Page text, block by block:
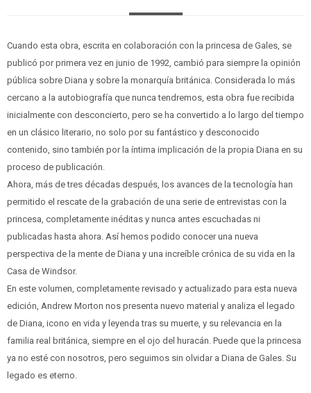
Cuando esta obra, escrita en colaboración con la princesa de Gales, se
publicó por primera vez en junio de 1992, cambió para siempre la opinión
pública sobre Diana y sobre la monarquía británica. Considerada lo más
cercano a la autobiografía que nunca tendremos, esta obra fue recibida
inicialmente con desconcierto, pero se ha convertido a lo largo del tiempo
en un clásico literario, no solo por su fantástico y desconocido
contenido, sino también por la íntima implicación de la propia Diana en su
proceso de publicación.
Ahora, más de tres décadas después, los avances de la tecnología han
permitido el rescate de la grabación de una serie de entrevistas con la
princesa, completamente inéditas y nunca antes escuchadas ni
publicadas hasta ahora. Así hemos podido conocer una nueva
perspectiva de la mente de Diana y una increíble crónica de su vida en la
Casa de Windsor.
En este volumen, completamente revisado y actualizado para esta nueva
edición, Andrew Morton nos presenta nuevo material y analiza el legado
de Diana, icono en vida y leyenda tras su muerte, y su relevancia en la
familia real británica, siempre en el ojo del huracán. Puede que la princesa
ya no esté con nosotros, pero seguimos sin olvidar a Diana de Gales. Su
legado es eterno.